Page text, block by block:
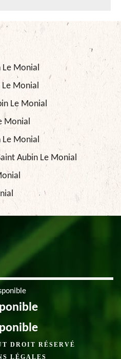
Le Monial
Monial
Le Monial
Monial
Monial
Aubin Le Monial
DROIT RÉSERVÉ
LÉGALES